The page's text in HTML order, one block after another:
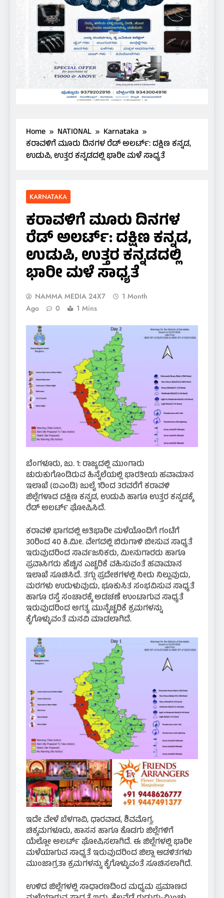
Home NATIONAL
Karnataka
ಕರಾವಳಿಗೆ ಮೂರು ದಿನಗಳ ರೆಡ್ ಅಲರ್ಟ್: ದಕ್ಷಿಣ ಕನ್ನಡ,
ಉಡುಪಿ, ಉತ್ತರ ಕನ್ನಡದಲ್ಲಿ ಭಾರೀ ಮಳೆ ಸಾಧ್ಯತೆ
KARNATAKA
ಕರಾವಳಿಗೆ ಮೂರು ದಿನಗಳ
ರೆಡ್ ಅಲರ್ಟ್: ದಕ್ಷಿಣ ಕನ್ನಡ,
ಉಡುಪಿ, ಉತ್ತರ ಕನ್ನಡದಲ್ಲಿ
ಭಾರೀ ಮಳೆ ಸಾಧ್ಯತೆ
NAMMA MEDIA 24X7
1 Month
Ago
0 1 Mins
ಬೆಂಗಳೂರು, ಜು. 1: ರಾಜ್ಯದಲ್ಲಿ ಮುಂಗಾರು
ಚುರುಕುಗೊಂಡಿರುವ ಹಿನ್ನೆಲೆಯಲ್ಲಿ ಭಾರತೀಯ ಹವಾಮಾನ
ಇಲಾಖೆ (ಐಎಂಡಿ) ಜುಲೈ 1ರಿಂದ 3ರವರೆಗೆ ಕರಾವಳಿ
ಜಿಲ್ಲೆಗಳಾದ ದಕ್ಷಿಣ ಕನ್ನಡ, ಉಡುಪಿ ಹಾಗೂ ಉತ್ತರ ಕನ್ನಡಕ್ಕೆ
ರೆಡ್ ಅಲರ್ಟ್ ಘೋಷಿಸಿದೆ.
ಕರಾವಳಿ ಭಾಗದಲ್ಲಿ ಅತಿಭಾರೀ ಮಳೆಯೊಂದಿಗೆ ಗಂಟೆಗೆ
30ರಿಂದ 40 ಕಿ.ಮೀ. ವೇಗದಲ್ಲಿ ಬಿರುಗಾಳಿ ಬೀಸುವ ಸಾಧ್ಯತೆ
ಇರುವುದರಿಂದ ಸಾರ್ವಜನಿಕರು, ಮೀನುಗಾರರು ಹಾಗೂ
ಪ್ರವಾಸಿಗರು ಹೆಚ್ಚಿನ ಎಚ್ಚರಿಕೆ ವಹಿಸುವಂತೆ ಹವಾಮಾನ
ಇಲಾಖೆ ಸೂಚಿಸಿದೆ. ತಗ್ಗು ಪ್ರದೇಶಗಳಲ್ಲಿ ನೀರು ನಿಲ್ಲುವುದು,
ಮರಗಳು ಉರುಳುವುದು, ಭೂಕುಸಿತ ಸಂಭವಿಸುವ ಸಾಧ್ಯತೆ
ಹಾಗೂ ರಸ್ತೆ ಸಂಚಾರಕ್ಕೆ ಅಡಚಣೆ ಉಂಟಾಗುವ ಸಾಧ್ಯತೆ
ಇರುವುದರಿಂದ ಅಗತ್ಯ ಮುನ್ನೆಚ್ಚರಿಕೆ ಕ್ರಮಗಳನ್ನು
ಕೈಗೊಳ್ಳುವಂತೆ ಮನವಿ ಮಾಡಲಾಗಿದೆ.
ಇದೇ ವೇಳೆ ಬೆಳಗಾವಿ, ಧಾರವಾಡ, ಶಿವಮೊಗ್ಗ,
ಚಿಕ್ಕಮಗಳೂರು, ಹಾಸನ ಹಾಗೂ ಕೊಡಗು ಜಿಲ್ಲೆಗಳಿಗೆ
ಯೆಲ್ಲೋ ಅಲರ್ಟ್ ಘೋಷಿಸಲಾಗಿದೆ. ಈ ಜಿಲ್ಲೆಗಳಲ್ಲಿ ಭಾರೀ
ಮಳೆಯಾಗುವ ಸಾಧ್ಯತೆ ಇರುವುದರಿಂದ ಜಿಲ್ಲಾ ಆಡಳಿತಗಳು
ಮುಂಜಾಗ್ರತಾ ಕ್ರಮಗಳನ್ನು ಕೈಗೊಳ್ಳುವಂತೆ ಸೂಚಿಸಲಾಗಿದೆ.
ಉಳಿದ ಜಿಲ್ಲೆಗಳಲ್ಲಿ ಸಾಧಾರಣದಿಂದ ಮಧ್ಯಮ ಪ್ರಮಾಣದ